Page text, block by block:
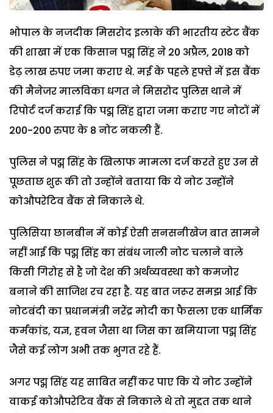
भोपाल के नजदीक मिसरोद इलाके की भारतीय स्टेट बैंक
की शाखा में एक किसान पद्म सिंह ने 20 अप्रैल, 2018 को
डेढ़ लाख रुपए जमा कराए थे. मई के पहले हफ्ते में इस बैंक
की मैनेजर मालविका धगत ने मिसरोद पुलिस थाने में
रिपोर्ट दर्ज कराई कि पद्म सिंह द्वारा जमा कराए गए नोटों में
200-200 रुपए के 8 नोट नकली हैं.
पुलिस ने पद्म सिंह के खिलाफ मामला दर्ज करते हुए उन से
पूछताछ शुरू की तो उन्होंने बताया कि ये नोट उन्होंने
कोऔपरेटिव बैंक से निकाले थे.
पुलिसिया छानबीन में कोई ऐसी सनसनीखेज बात सामने
नहीं आई कि पद्म सिंह का संबंध जाली नोट चलाने वाले
किसी गिरोह से है जो देश की अर्थव्यवस्था को कमजोर
बनाने की साजिश रच रहा है. यह बात जरूर समझ आई कि
नोटबंदी का प्रधानमंत्री नरेंद्र मोदी का फैसला एक धार्मिक
कर्मकांड, यज्ञ, हवन जैसा था जिस का खमियाजा पद्म सिंह
जैसे कई लोग अभी तक भुगत रहे हैं.
अगर पद्म सिंह यह साबित नहीं कर पाए कि ये नोट उन्होंने
वाकई कोऔपरेटिव बैंक से निकाले थे तो मुद्दत तक थाने